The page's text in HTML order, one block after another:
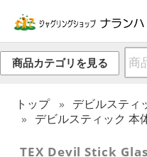
商品カテゴリを見る
トップ
デビルスティ
デビルスティック 本
TEX Devil Stick